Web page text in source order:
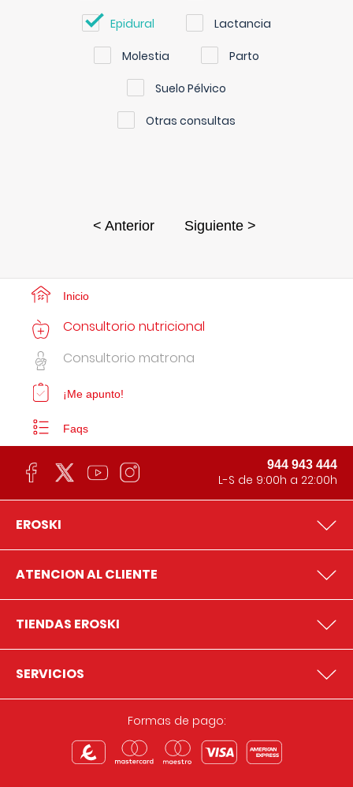
Epidural Lactancia
Molestia Parto
Suelo Pélvico
Otras consultas
< Anterior Siguiente >
Inicio
Consultorio nutricional
Consultorio matrona
¡Me apunto!
Faqs
944 943 444
L-S de 9:00h a 22:00h
EROSKI
ATENCION AL CLIENTE
TIENDAS EROSKI
SERVICIOS
Formas de pago: